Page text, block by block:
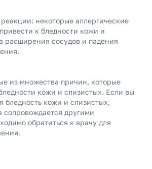
некоторые аллергические
к бледности кожи и
расширения сосудов и падения
из множества причин, которые
кожи и слизистых. Если вы
бледность кожи и слизистых,
сопровождается другими
обратиться к врачу для